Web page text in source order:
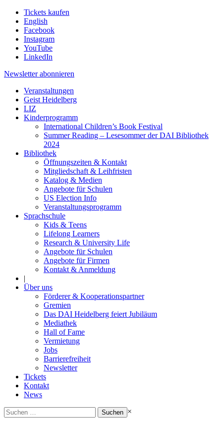
Tickets kaufen
English
Facebook
Instagram
YouTube
LinkedIn
Newsletter abonnieren
Veranstaltungen
Geist Heidelberg
LIZ
Kinderprogramm
International Children’s Book Festival
Summer Reading – Lesesommer der DAI Bibliothek
2024
Bibliothek
Öffnungszeiten & Kontakt
Mitgliedschaft & Leihfristen
Katalog & Medien
Angebote für Schulen
US Election Info
Veranstaltungsprogramm
Sprachschule
Kids & Teens
Lifelong Learners
Research & University Life
Angebote für Schulen
Angebote für Firmen
Kontakt & Anmeldung
|
Über uns
Förderer & Kooperationspartner
Gremien
Das DAI Heidelberg feiert Jubiläum
Mediathek
Hall of Fame
Vermietung
Jobs
Barrierefreiheit
Newsletter
Tickets
Kontakt
News
Suchen
nach:
×